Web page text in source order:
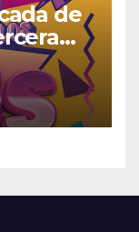
de